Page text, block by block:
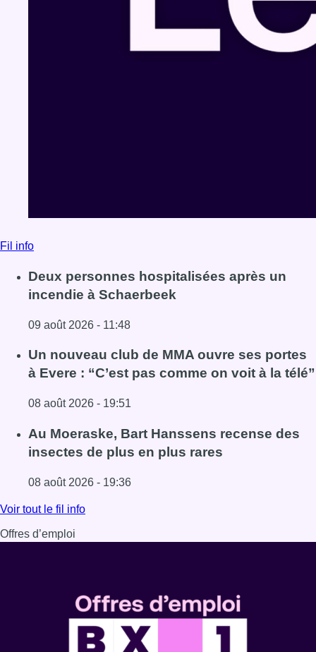
Fil info
Deux personnes hospitalisées après un
incendie à Schaerbeek
09 août 2026 - 11:48
Lire l'article Deux personnes hospitalisées après un
Un nouveau club de MMA ouvre ses portes
à Evere : “C’est pas comme on voit à la télé”
08 août 2026 - 19:51
Lire l'article Un nouveau club de MMA ouvre ses portes à
Au Moeraske, Bart Hanssens recense des
insectes de plus en plus rares
08 août 2026 - 19:36
Lire l'article Au Moeraske, Bart Hanssens recense des
Voir tout le fil info
Offres d’emploi